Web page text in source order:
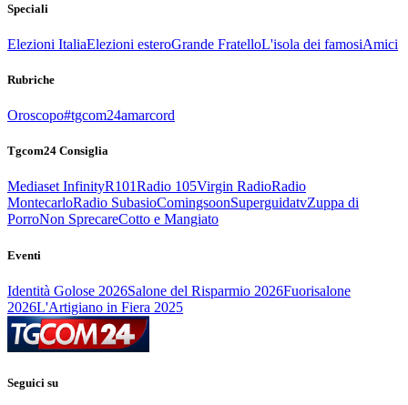
Speciali
Elezioni ItaliaElezioni esteroGrande FratelloL'isola dei famosiAmici
Rubriche
Oroscopo#tgcom24amarcord
Tgcom24 Consiglia
Mediaset InfinityR101Radio 105Virgin RadioRadio
MontecarloRadio SubasioComingsoonSuperguidatvZuppa di
PorroNon SprecareCotto e Mangiato
Eventi
Identità Golose 2026Salone del Risparmio 2026Fuorisalone
2026L'Artigiano in Fiera 2025
Seguici su